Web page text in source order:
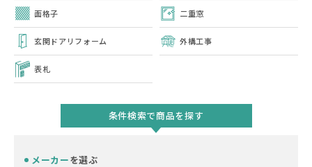
面格子 二重窓
玄関ドアリフォーム 外構工事
表札
条件検索で商品を探す
メーカーを選ぶ